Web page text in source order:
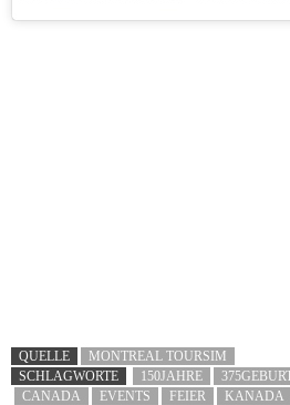
QUELLE
MONTREAL TOURSIM
SCHLAGWORTE
150JAHRE
CANADA
EVENTS FEIER KANADA